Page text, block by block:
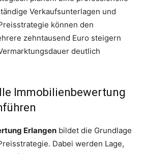
Verkaufsunterlagen und
können den
zehntausend Euro steigern
deutlich
Immobilienbewertung
Erlangen bildet die Grundlage
Dabei werden Lage,